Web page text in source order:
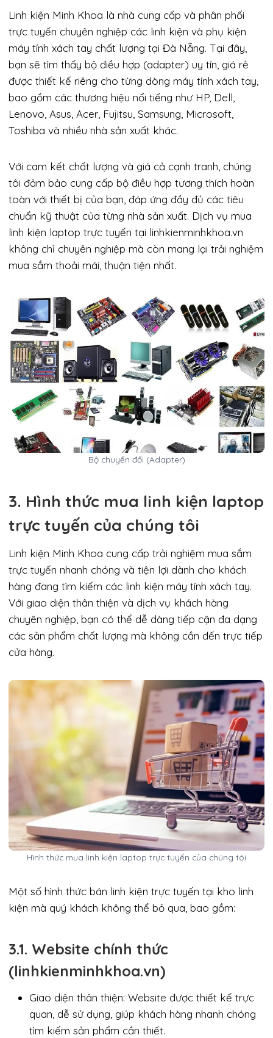
Linh kiện Minh Khoa là nhà cung cấp và phân phối
trực tuyến chuyên nghiệp các linh kiện và phụ kiện
máy tính xách tay chất lượng tại Đà Nẵng. Tại đây,
bạn sẽ tìm thấy bộ điều hợp (adapter) uy tín, giá rẻ
được thiết kế riêng cho từng dòng máy tính xách tay,
bao gồm các thương hiệu nổi tiếng như HP, Dell,
Lenovo, Asus, Acer, Fujitsu, Samsung, Microsoft,
Toshiba và nhiều nhà sản xuất khác.
Với cam kết chất lượng và giá cả cạnh tranh, chúng
tôi đảm bảo cung cấp bộ điều hợp tương thích hoàn
toàn với thiết bị của bạn, đáp ứng đầy đủ các tiêu
chuẩn kỹ thuật của từng nhà sản xuất. Dịch vụ mua
linh kiện laptop trực tuyến tại linhkienminhkhoa.vn
không chỉ chuyên nghiệp mà còn mang lại trải nghiệm
mua sắm thoải mái, thuận tiện nhất.
Bộ chuyển đổi (Adapter)
3. Hình thức mua linh kiện laptop
trực tuyến của chúng tôi
Linh kiện Minh Khoa cung cấp trải nghiệm mua sắm
trực tuyến nhanh chóng và tiện lợi dành cho khách
hàng đang tìm kiếm các linh kiện máy tính xách tay.
Với giao diện thân thiện và dịch vụ khách hàng
chuyên nghiệp, bạn có thể dễ dàng tiếp cận đa dạng
các sản phẩm chất lượng mà không cần đến trực tiếp
cửa hàng.
Hình thức mua linh kiện laptop trực tuyến của chúng tôi
Một số hình thức bán linh kiện trực tuyến tại kho linh
kiện mà quý khách không thể bỏ qua, bao gồm:
3.1. Website chính thức
(linhkienminhkhoa.vn)
Giao diện thân thiện: Website được thiết kế trực
quan, dễ sử dụng, giúp khách hàng nhanh chóng
tìm kiếm sản phẩm cần thiết.